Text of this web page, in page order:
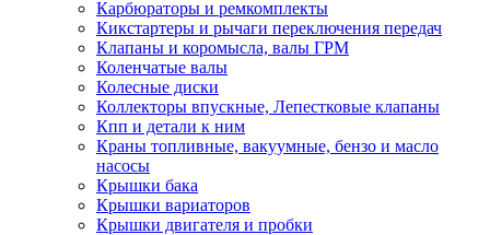
Карбюраторы и ремкомплекты
Кикстартеры и рычаги переключения передач
Клапаны и коромысла, валы ГРМ
Коленчатые валы
Колесные диски
Коллекторы впускные, Лепестковые клапаны
Кпп и детали к ним
Краны топливные, вакуумные, бензо и масло
насосы
Крышки бака
Крышки вариаторов
Крышки двигателя и пробки